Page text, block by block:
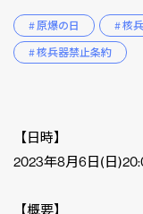
# 原爆の日 # 核
# 核兵器禁止条約
【日時】
2023年8月6日(日
【概要】